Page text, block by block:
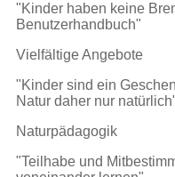
"Kinder haben keine
Benutzerhandbuch"
Vielfältige Angebote
"Kinder sind ein
Natur daher nur
Naturpädagogik
"Teilhabe und